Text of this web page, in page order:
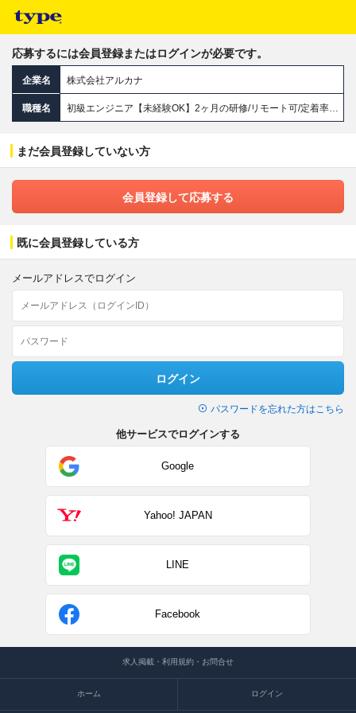
応募するには会員登録またはログインが必要です。
企業名 株式会社アルカナ
職種名 初級エンジニア【未経験OK】2ヶ月の研修/リモート可/定着率95％以上/カジュアル面談/安心な完全チーム配属
まだ会員登録していない方
会員登録して応募する
既に会員登録している方
メールアドレスでログイン
ログイン
パスワードを忘れた方はこちら
他サービスでログインする
Google
Yahoo! JAPAN
LINE
Facebook
求人掲載・利用規約・お問合せ
ホーム ログイン